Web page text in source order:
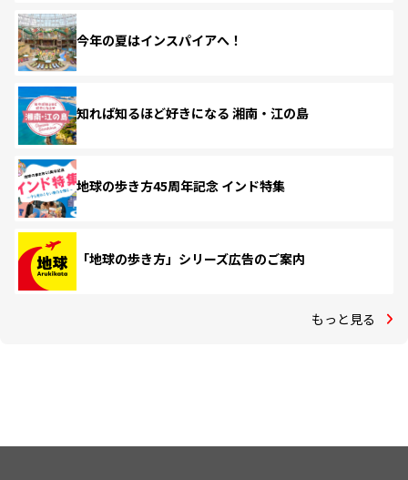
今年の夏はインスパイアへ！
知れば知るほど好きになる 湘南・江の島
地球の歩き方45周年記念 インド特集
「地球の歩き方」シリーズ広告のご案内
もっと見る